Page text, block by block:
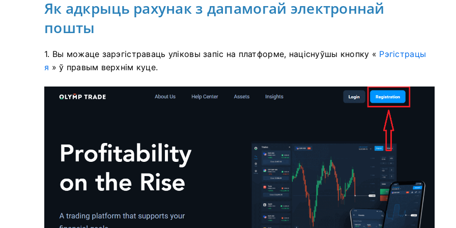
Як адкрыць рахунак з дапамогай электроннай
пошты
1. Вы можаце зарэгістраваць уліковы запіс на платформе, націснуўшы кнопку « Рэгістрацы
я » ў правым верхнім куце.